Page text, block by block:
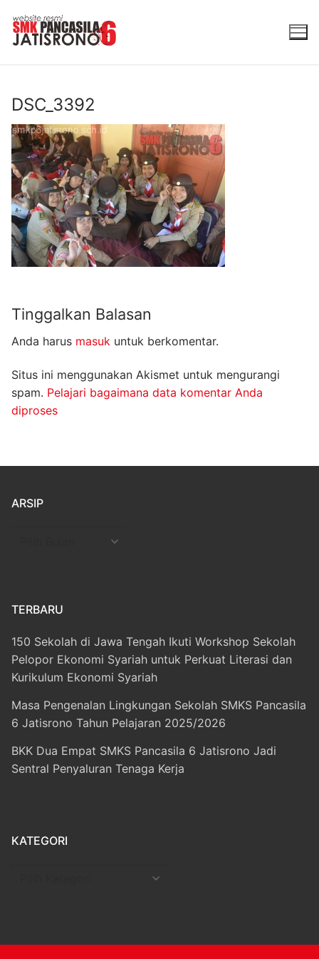
konten
DSC_3392
Tinggalkan Balasan
Anda harus masuk untuk berkomentar.
Situs ini menggunakan Akismet untuk mengurangi
spam. Pelajari bagaimana data komentar Anda
diproses
ARSIP
TERBARU
150 Sekolah di Jawa Tengah Ikuti Workshop Sekolah
Pelopor Ekonomi Syariah untuk Perkuat Literasi dan
Kurikulum Ekonomi Syariah
Masa Pengenalan Lingkungan Sekolah SMKS Pancasila
6 Jatisrono Tahun Pelajaran 2025/2026
BKK Dua Empat SMKS Pancasila 6 Jatisrono Jadi
Sentral Penyaluran Tenaga Kerja
KATEGORI